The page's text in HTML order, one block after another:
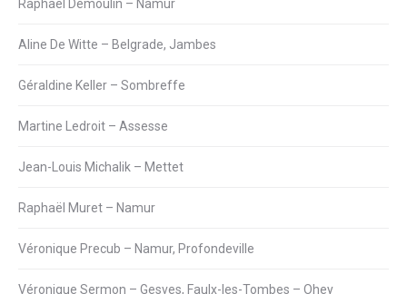
Raphaël Demoulin – Namur
Aline De Witte – Belgrade, Jambes
Géraldine Keller – Sombreffe
Martine Ledroit – Assesse
Jean-Louis Michalik – Mettet
Raphaël Muret – Namur
Véronique Precub – Namur, Profondeville
Véronique Sermon – Gesves, Faulx-les-Tombes – Ohey